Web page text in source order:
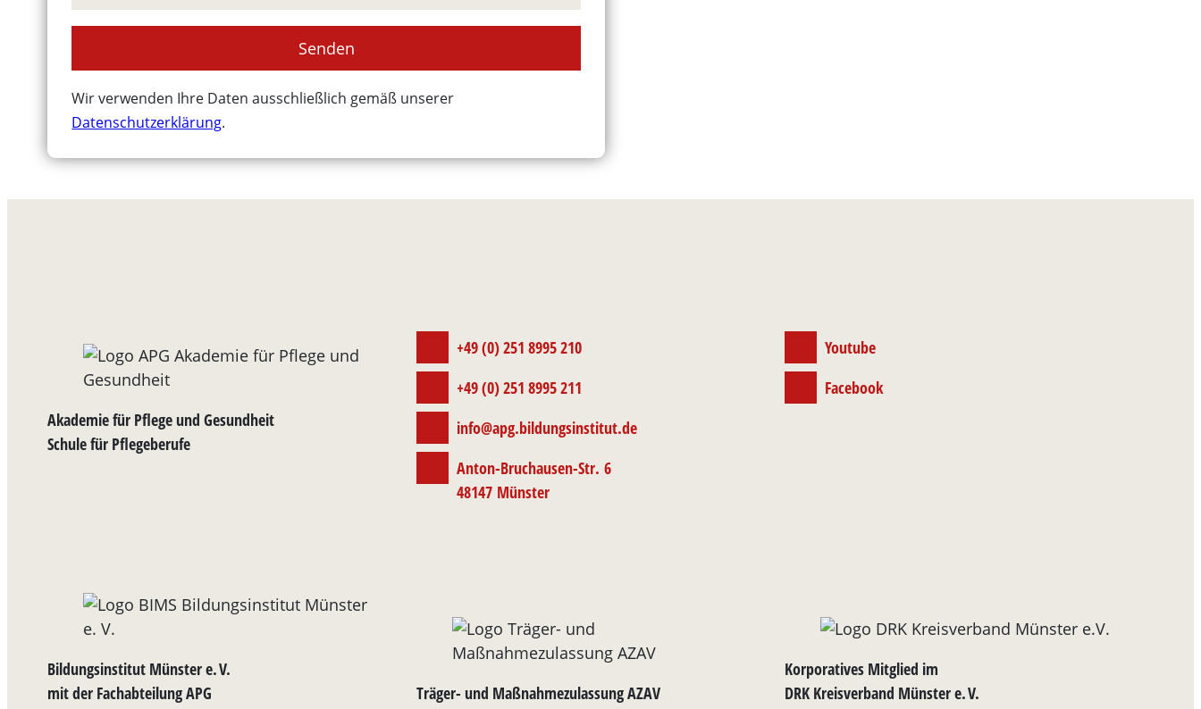
Wir verwenden Ihre Daten ausschließlich gemäß unserer
Datenschutzerklärung.
Akademie für Pflege und Gesundheit
Schule für Pflegeberufe
+49 (0) 251 8995 210
+49 (0) 251 8995 211
info@apg.bildungsinstitut.de
Anton-Bruchausen-Str. 6
48147 Münster
Youtube
Facebook
Bildungsinstitut Münster e. V.
mit der Fachabteilung APG
Träger- und Maßnahmezulassung AZAV
Korporatives Mitglied im
DRK Kreisverband Münster e. V.